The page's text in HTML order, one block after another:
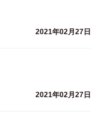
2021年02月27日
2021年02月27日